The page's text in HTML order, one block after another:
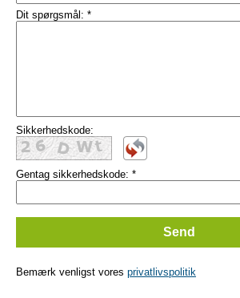
Dit spørgsmål: *
Sikkerhedskode:
Gentag sikkerhedskode: *
Bemærk venligst vores privatlivspolitik